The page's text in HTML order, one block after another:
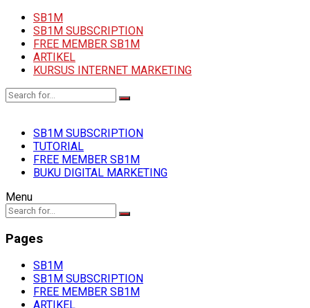
SB1M
SB1M SUBSCRIPTION
FREE MEMBER SB1M
ARTIKEL
KURSUS INTERNET MARKETING
SB1M SUBSCRIPTION
TUTORIAL
FREE MEMBER SB1M
BUKU DIGITAL MARKETING
Menu
Pages
SB1M
SB1M SUBSCRIPTION
FREE MEMBER SB1M
ARTIKEL